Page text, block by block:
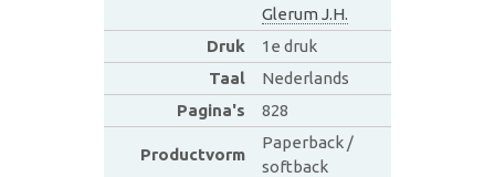
Glerum J.H.
Druk
1e druk
Taal
Nederlands
Pagina's
828
Productvorm
Paperback /
softback